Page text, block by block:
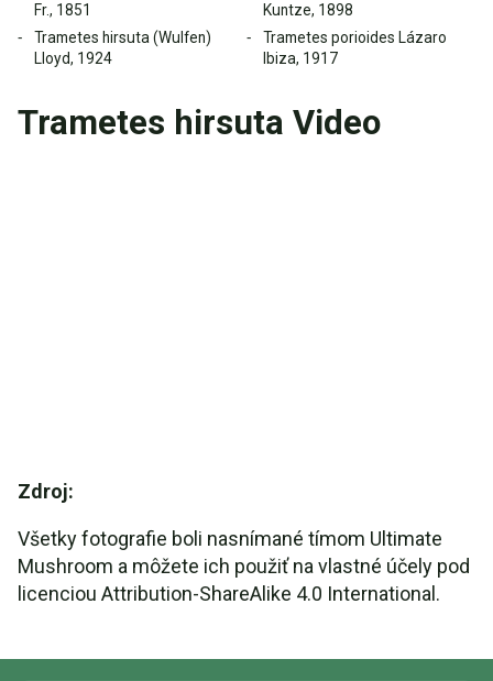
Fr., 1851
Kuntze, 1898
Trametes hirsuta (Wulfen)
Lloyd, 1924
Trametes porioides Lázaro
Ibiza, 1917
Trametes hirsuta Video
Zdroj:
Všetky fotografie boli nasnímané tímom Ultimate
Mushroom a môžete ich použiť na vlastné účely pod
licenciou Attribution-ShareAlike 4.0 International.